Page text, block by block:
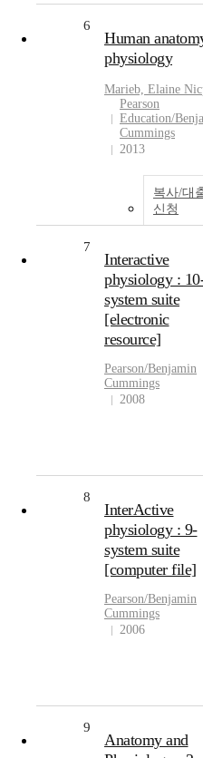
6
Human
physiology
Marieb, Elaine
Pearson
Education/
Cummings
2013
복사/대
신청
7
Interactive
physiology :
system suite
[electronic
resource]
Pearson/Benjamin
Cummings
2008
8
InterActive
physiology : 9-
system suite
[computer file]
Pearson/Benjamin
Cummings
2006
9
Anatomy and